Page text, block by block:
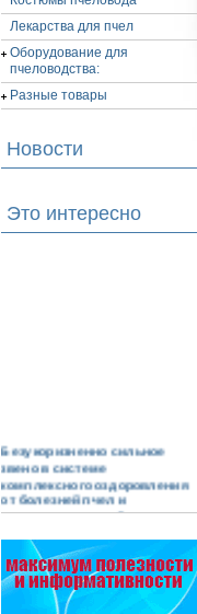
Лекарства для пчел
Оборудование для
пчеловодства:
Разные товары
Новости
Это интересно
Безукоризненно сильное
звено в системе
комплексного оздоровления
от болезней пчел и
повышения рентабельности
Апидез, Варроадез, Амипол-Т,
Апирой, Апистоп, Бипин-Т,
Полисан и Гармония…